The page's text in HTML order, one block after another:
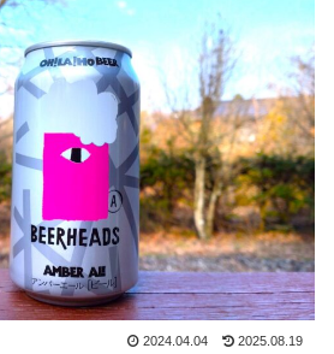
2024.04.04 2025.08.19